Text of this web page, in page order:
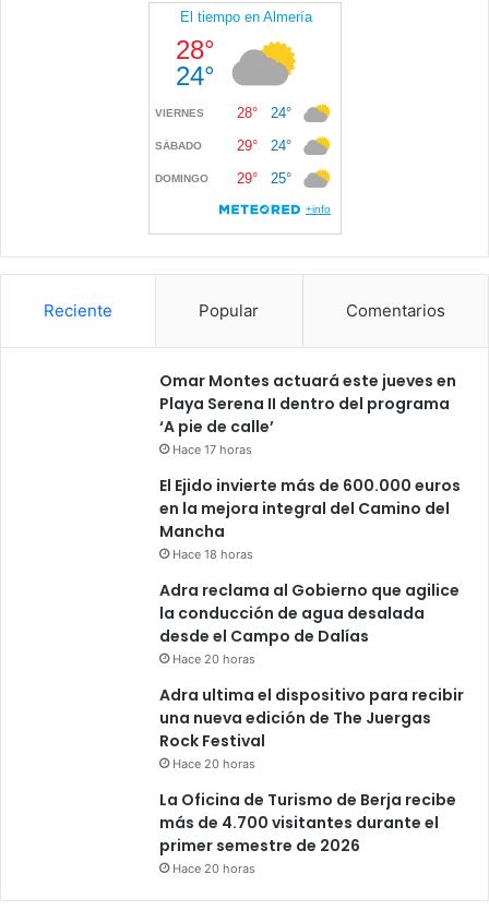
Reciente Popular Comentarios
Omar Montes actuará este jueves en
Playa Serena II dentro del programa
‘A pie de calle’
Hace 17 horas
El Ejido invierte más de 600.000 euros
en la mejora integral del Camino del
Mancha
Hace 18 horas
Adra reclama al Gobierno que agilice
la conducción de agua desalada
desde el Campo de Dalías
Hace 20 horas
Adra ultima el dispositivo para recibir
una nueva edición de The Juergas
Rock Festival
Hace 20 horas
La Oficina de Turismo de Berja recibe
más de 4.700 visitantes durante el
primer semestre de 2026
Hace 20 horas